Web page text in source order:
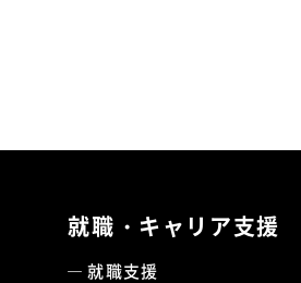
就職・キャリア支援
就職支援